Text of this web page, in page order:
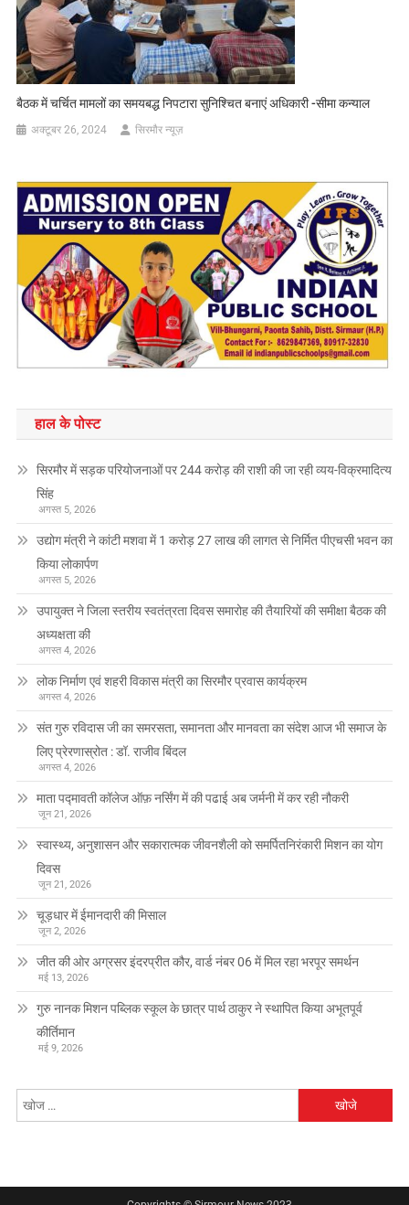
बैठक में चर्चित मामलों का समयबद्ध निपटारा सुनिश्चित बनाएं अधिकारी -सीमा कन्याल
अक्टूबर 26, 2024 सिरमौर न्यूज़
हाल के पोस्ट
सिरमौर में सड़क परियोजनाओं पर 244 करोड़ की राशी की जा रही व्यय-विक्रमादित्य
सिंह
अगस्त 5, 2026
उद्योग मंत्री ने कांटी मशवा में 1 करोड़ 27 लाख की लागत से निर्मित पीएचसी भवन का
किया लोकार्पण
अगस्त 5, 2026
उपायुक्त ने जिला स्तरीय स्वतंत्रता दिवस समारोह की तैयारियों की समीक्षा बैठक की
अध्यक्षता की
अगस्त 4, 2026
लोक निर्माण एवं शहरी विकास मंत्री का सिरमौर प्रवास कार्यक्रम
अगस्त 4, 2026
संत गुरु रविदास जी का समरसता, समानता और मानवता का संदेश आज भी समाज के
लिए प्रेरणास्रोत : डॉ. राजीव बिंदल
अगस्त 4, 2026
माता पद्मावती कॉलेज ऑफ़ नर्सिंग में की पढाई अब जर्मनी में कर रही नौकरी
जून 21, 2026
स्वास्थ्य, अनुशासन और सकारात्मक जीवनशैली को समर्पितनिरंकारी मिशन का योग
दिवस
जून 21, 2026
चूड़धार में ईमानदारी की मिसाल
जून 2, 2026
जीत की ओर अग्रसर इंदरप्रीत कौर, वार्ड नंबर 06 में मिल रहा भरपूर समर्थन
मई 13, 2026
गुरु नानक मिशन पब्लिक स्कूल के छात्र पार्थ ठाकुर ने स्थापित किया अभूतपूर्व
कीर्तिमान
मई 9, 2026
को